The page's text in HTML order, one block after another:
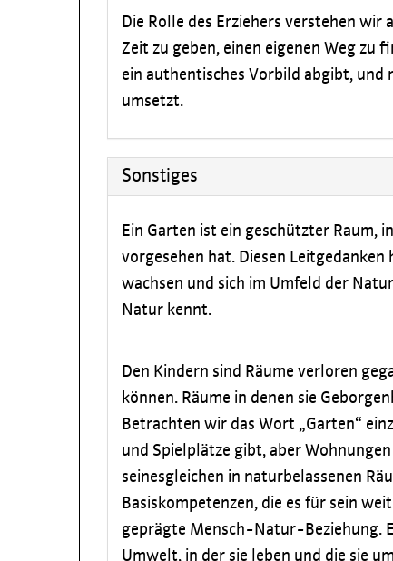
Die Rolle des Erziehers verstehen
Zeit zu geben, einen eigenen Weg zu
ein authentisches Vorbild abgibt, und
umsetzt.
Sonstiges
Ein Garten ist ein geschützter Raum,
vorgesehen hat. Diesen
wachsen und sich im Umfeld der
Natur kennt.
Den Kindern sind Räume verloren
können. Räume in denen sie
Betrachten wir das Wort „Garten“
und Spielplätze gibt, aber
seinesgleichen in naturbelassenen
Basiskompetenzen, die es für sein
geprägte Mensch-Natur-Beziehung.
Umwelt, in der sie leben und die sie